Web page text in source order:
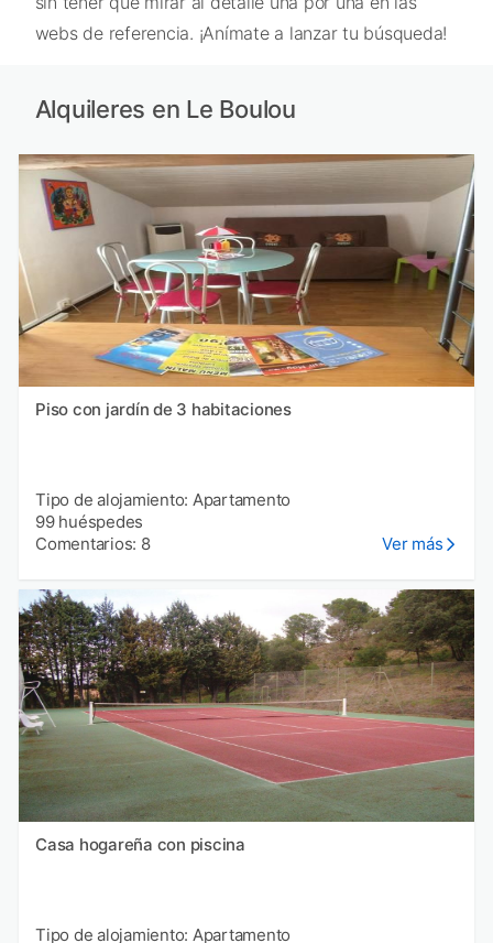
webs de referencia. ¡Anímate a lanzar tu búsqueda!
Alquileres en Le Boulou
Piso con jardín de 3 habitaciones
Tipo de alojamiento: Apartamento
99 huéspedes
Comentarios: 8
Ver más
Casa hogareña con piscina
Tipo de alojamiento: Apartamento